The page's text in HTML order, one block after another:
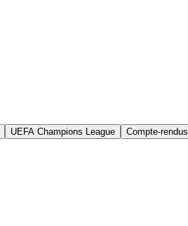
UEFA Champions League
Compte-rendus